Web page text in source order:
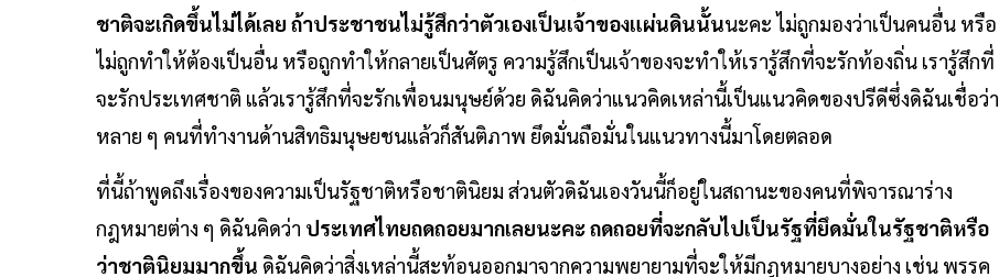
ชาติจะเกิดขึ้นไม่ได้เลย ถ้าประชาชนไม่รู้สึกว่าตัวเองเป็นเจ้าของแผ่นดินนั้นนะคะ ไม่ถูกมองว่าเป็นคนอื่น หรือ
ไม่ถูกทำให้ต้องเป็นอื่น หรือถูกทำให้กลายเป็นศัตรู ความรู้สึกเป็นเจ้าของจะทำให้เรารู้สึกที่จะรักท้องถิ่น เรารู้สึกที่
จะรักประเทศชาติ แล้วเรารู้สึกที่จะรักเพื่อนมนุษย์ด้วย ดิฉันคิดว่าแนวคิดเหล่านี้เป็นแนวคิดของปรีดีซึ่งดิฉันเชื่อว่า
หลาย ๆ คนที่ทำงานด้านสิทธิมนุษยชนแล้วก็สันติภาพ ยึดมั่นถือมั่นในแนวทางนี้มาโดยตลอด
ที่นี้ถ้าพูดถึงเรื่องของความเป็นรัฐชาติหรือชาตินิยม ส่วนตัวดิฉันเองวันนี้ก็อยู่ในสถานะของคนที่พิจารณาร่าง
กฎหมายต่าง ๆ ดิฉันคิดว่า ประเทศไทยถดถอยมากเลยนะคะ ถดถอยที่จะกลับไปเป็นรัฐที่ยึดมั่นในรัฐชาติหรือ
ว่าชาตินิยมมากขึ้น ดิฉันคิดว่าสิ่งเหล่านี้สะท้อนออกมาจากความพยายามที่จะให้มีกฎหมายบางอย่าง เช่น พรรค